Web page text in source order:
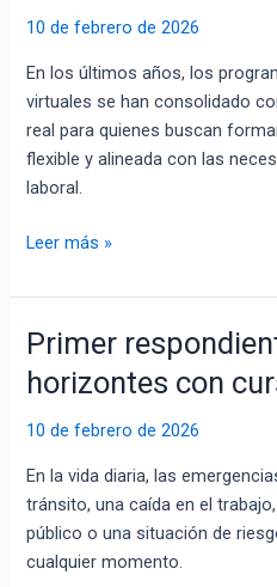
10 de febrero de 2026
En los últimos años, los
virtuales se han consolidado
real para quienes buscan
flexible y alineada con las
laboral.
una
oferta
educativa
virtual
accesible
Leer más »
Primer
horizontes con
10 de febrero de 2026
En la vida diaria, las
tránsito, una caída en el
público o una situación de
cualquier momento.
Primer
respondiente:
amplía
tus
con
cursos
gratuitos